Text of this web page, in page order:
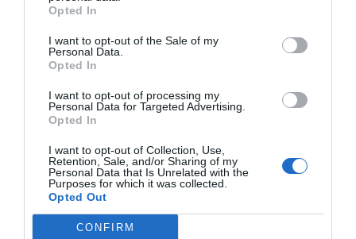
Opted In
I want to opt-out of the Sale of my
Personal Data.
Opted In
I want to opt-out of processing my
Personal Data for Targeted Advertising.
Opted In
I want to opt-out of Collection, Use,
Retention, Sale, and/or Sharing of my
Personal Data that Is Unrelated with the
Purposes for which it was collected.
Opted Out
CONFIRM
από Δευτέρα τις παραγγελίες οι σερβιτόροι στα
εστιατόρια (Pics)